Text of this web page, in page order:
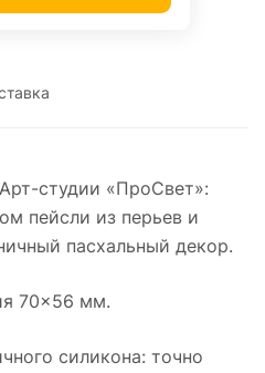
студии «ПроСвет»:
пейсли из перьев и
пасхальный декор.
70×56 мм.
силикона: точно